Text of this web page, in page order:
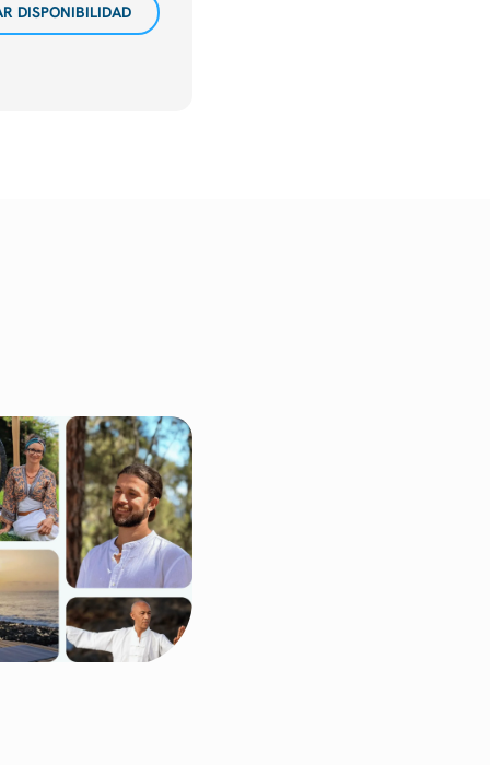
DISPONIBILIDAD